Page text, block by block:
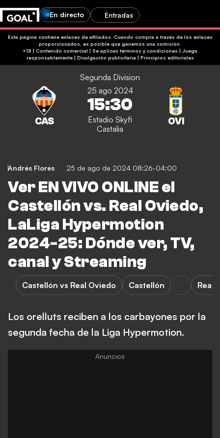
En directo Entradas
Esta página contiene enlaces de afiliados. Cuando compra a través de los enlaces
proporcionados, es posible que ganemos una comisión.
+18 | Contenido comercial | Se aplican términos y condiciones | Juega
responsablemente| Divulgación publicitaria | Principios editoriales
Segunda Division
25 ago 2024
15:30
Estadio Skyfi
Castalia
Andrés Flores 25 de ago de 2024 08:26-04:00
Ver EN VIVO ONLINE el
Castellón vs. Real Oviedo,
LaLiga Hypermotion
2024-25: Dónde ver, TV,
canal y Streaming
Castellón vs Real Oviedo Castellón Real
Los orelluts reciben a los carbayones por la
segunda fecha de la Liga Hypermotion.